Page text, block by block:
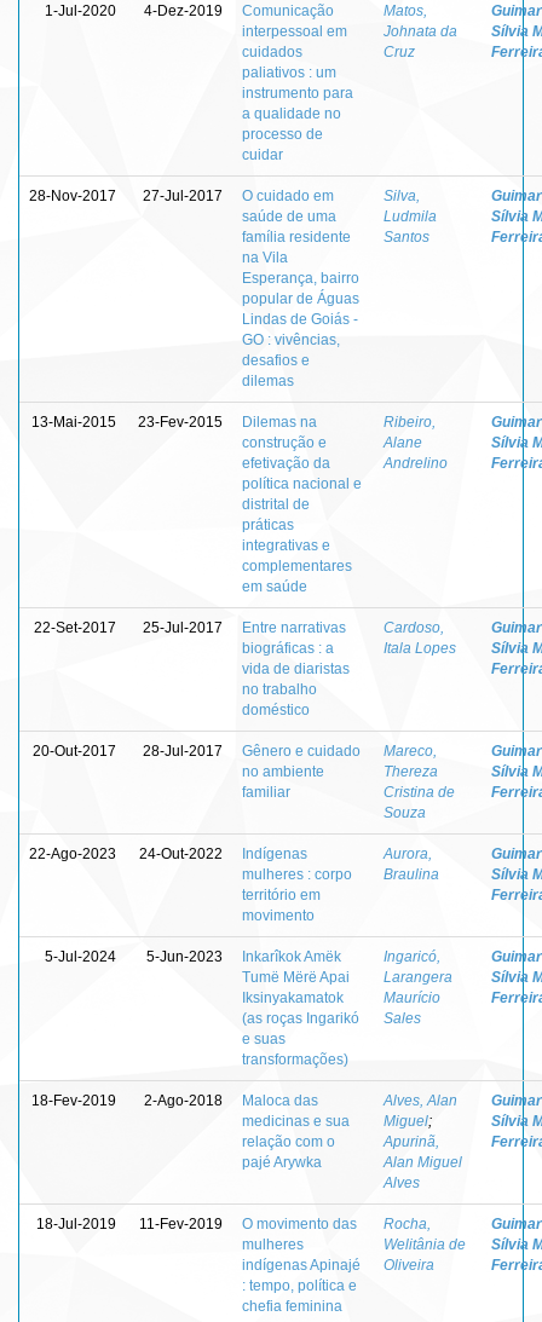
1-Jul-2020 4-Dez-2019
Comunicação
interpessoal em
cuidados
paliativos : um
instrumento para
a qualidade no
processo de
cuidar
Matos,
Johnata da
Cruz
Sílvia
28-Nov-2017 27-Jul-2017
O cuidado em
saúde de uma
família residente
na Vila
Esperança, bairro
popular de Águas
Lindas de Goiás -
GO : vivências,
desafios e
dilemas
Silva,
Ludmila
Santos
Sílvia
13-Mai-2015 23-Fev-2015
Dilemas na
construção e
efetivação da
política nacional e
distrital de
práticas
integrativas e
complementares
em saúde
Ribeiro,
Alane
Andrelino
Sílvia
22-Set-2017 25-Jul-2017
Entre narrativas
biográficas : a
vida de diaristas
no trabalho
doméstico
Cardoso,
Itala Lopes
Sílvia
20-Out-2017 28-Jul-2017
Gênero e cuidado
no ambiente
familiar
Mareco,
Thereza
Cristina de
Souza
Sílvia
22-Ago-2023 24-Out-2022
Indígenas
mulheres : corpo
território em
movimento
Aurora,
Braulina
Sílvia
5-Jul-2024 5-Jun-2023
Inkarîkok Amëk
Tumë Mërë Apai
Iksinyakamatok
(as roças Ingarikó
e suas
transformações)
Ingaricó,
Larangera
Maurício
Sales
Sílvia
18-Fev-2019 2-Ago-2018
Maloca das
medicinas e sua
relação com o
pajé Arywka
Alves, Alan
Miguel;
Apurinã,
Alan Miguel
Alves
Sílvia
18-Jul-2019 11-Fev-2019
O movimento das
mulheres
indígenas Apinajé
: tempo, política e
chefia feminina
Rocha,
Welitânia de
Oliveira
Sílvia